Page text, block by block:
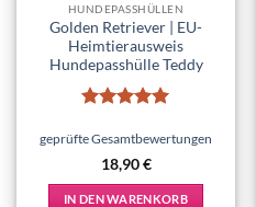
HUNDEPASSHÜLLEN
Golden Retriever | EU-
Heimtierausweis
Hundepasshülle Teddy
mit5von
geprüfte Gesamtbewertungen
18,90€
IN DEN WARENKORB